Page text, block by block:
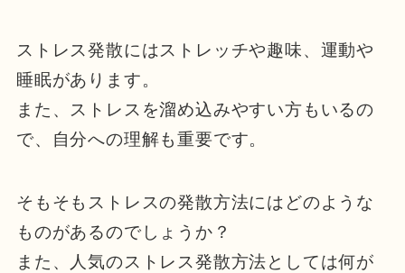
ストレス発散にはストレッチや趣味、運動や
睡眠があります。
また、ストレスを溜め込みやすい方もいるの
で、自分への理解も重要です。
そもそもストレスの発散方法にはどのような
ものがあるのでしょうか？
また、人気のストレス発散方法としては何が